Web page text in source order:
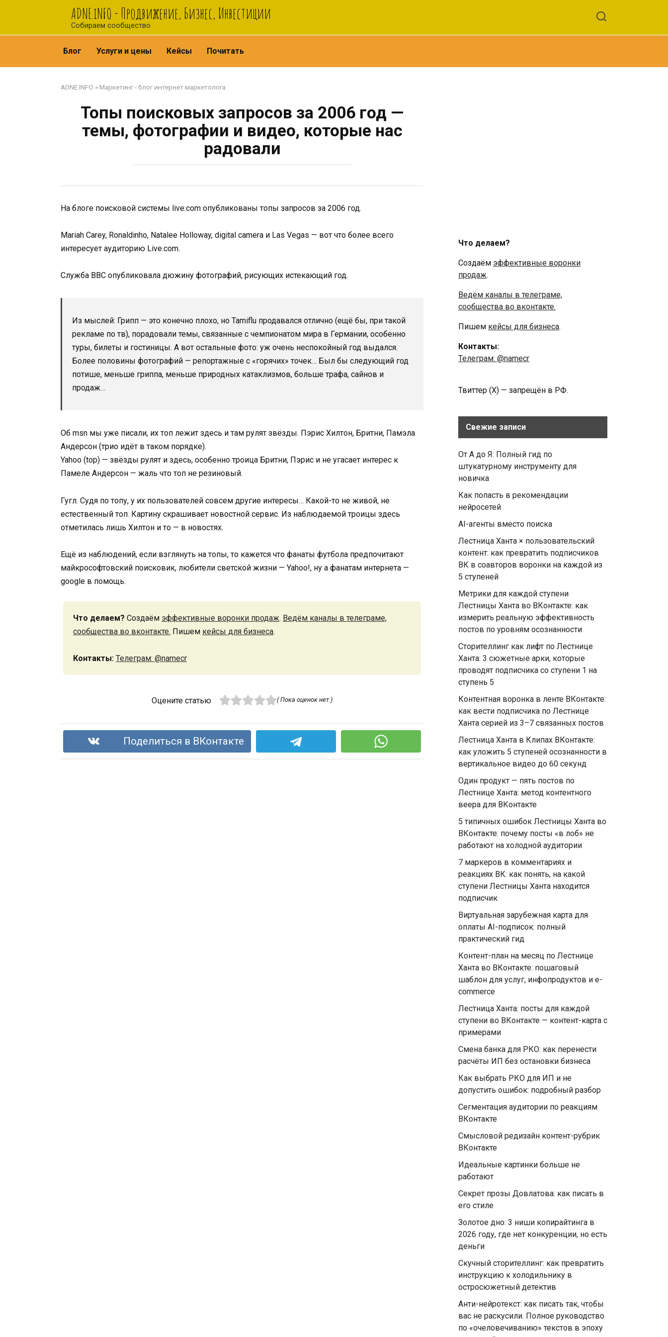
ADNE.iNFO - Продвижение, Бизнес, Инвестиции
Собираем сообщество
Блог Услуги и цены Кейсы Почитать
ADNE.INFO » Маркетинг - блог интернет маркетолога
Топы поисковых запросов за 2006 год —
темы, фотографии и видео, которые нас
радовали
На блоге поисковой системы live.com опубликованы топы запросов за 2006 год.
Mariah Carey, Ronaldinho, Natalee Holloway, digital camera и Las Vegas — вот что более всего
интересует аудиторию Live.com.
Служба BBC опубликовала дюжину фотографий, рисующих истекающий год.
Из мыслей: Грипп — это конечно плохо, но Tamiflu продавался отлично (ещё бы, при такой
рекламе по тв), порадовали темы, связанные с чемпионатом мира в Германии, особенно
туры, билеты и гостиницы. А вот остальные фото: уж очень неспокойный год выдался.
Более половины фотографий — репортажные с «горячих» точек… Был бы следующий год
потише, меньше гриппа, меньше природных катаклизмов, больше трафа, сайнов и
продаж…
Об msn мы уже писали, их топ лежит здесь и там рулят звёзды. Пэрис Хилтон, Бритни, Памэла
Андерсон (трио идёт в таком порядке).
Yahoo (top) — звёзды рулят и здесь, особенно троица Бритни, Пэрис и не угасает интерес к
Памеле Андерсон — жаль что топ не резиновый.
Гугл. Судя по топу, у их пользователей совсем другие интересы… Какой-то не живой, не
естественный топ. Картину скрашивает новостной сервис. Из наблюдаемой троицы здесь
отметилась лишь Хилтон и то — в новостях.
Ещё из наблюдений, если взглянуть на топы, то кажется что фанаты футбола предпочитают
майкрософтовский поисковик, любители светской жизни — Yahoo!, ну а фанатам интернета —
google в помощь.
Что делаем? Создаём эффективные воронки продаж. Ведём каналы в телеграме,
сообщества во вконтакте. Пишем кейсы для бизнеса.
Контакты: Телеграм: @namecr
Оцените статью ( Пока оценок нет )
Поделиться в ВКонтакте
Что делаем?
Создаём эффективные воронки
продаж.
Ведём каналы в телеграме,
сообщества во вконтакте.
Пишем кейсы для бизнеса.
Контакты:
Телеграм: @namecr
Твиттер (Х) — запрещён в РФ.
Свежие записи
От А до Я: Полный гид по
штукатурному инструменту для
новичка
Как попасть в рекомендации
нейросетей
AI-агенты вместо поиска
Лестница Ханта × пользовательский
контент: как превратить подписчиков
ВК в соавторов воронки на каждой из
5 ступеней
Метрики для каждой ступени
Лестницы Ханта во ВКонтакте: как
измерить реальную эффективность
постов по уровням осознанности
Сторителлинг как лифт по Лестнице
Ханта: 3 сюжетные арки, которые
проводят подписчика со ступени 1 на
ступень 5
Контентная воронка в ленте ВКонтакте:
как вести подписчика по Лестнице
Ханта серией из 3–7 связанных постов
Лестница Ханта в Клипах ВКонтакте:
как уложить 5 ступеней осознанности в
вертикальное видео до 60 секунд
Один продукт — пять постов по
Лестнице Ханта: метод контентного
веера для ВКонтакте
5 типичных ошибок Лестницы Ханта во
ВКонтакте: почему посты «в лоб» не
работают на холодной аудитории
7 маркеров в комментариях и
реакциях ВК: как понять, на какой
ступени Лестницы Ханта находится
подписчик
Виртуальная зарубежная карта для
оплаты AI-подписок: полный
практический гид
Контент-план на месяц по Лестнице
Ханта во ВКонтакте: пошаговый
шаблон для услуг, инфопродуктов и e-
commerce
Лестница Ханта: посты для каждой
ступени во ВКонтакте — контент-карта с
примерами
Смена банка для РКО: как перенести
расчёты ИП без остановки бизнеса
Как выбрать РКО для ИП и не
допустить ошибок: подробный разбор
Сегментация аудитории по реакциям
ВКонтакте
Смысловой редизайн контент-рубрик
ВКонтакте
Идеальные картинки больше не
работают
Секрет прозы Довлатова: как писать в
его стиле
Золотое дно: 3 ниши копирайтинга в
2026 году, где нет конкуренции, но есть
деньги
Скучный сторителлинг: как превратить
инструкцию к холодильнику в
остросюжетный детектив
Анти-нейротекст: как писать так, чтобы
вас не раскусили. Полное руководство
по «очеловечиванию» текстов в эпоху